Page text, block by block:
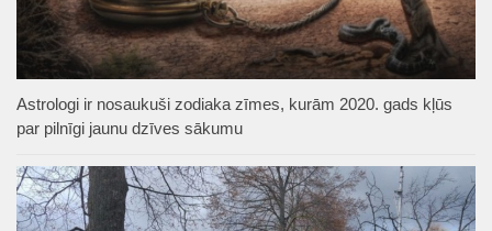
Astrologi ir nosaukuši zodiaka zīmes, kurām 2020. gads kļūs
par pilnīgi jaunu dzīves sākumu